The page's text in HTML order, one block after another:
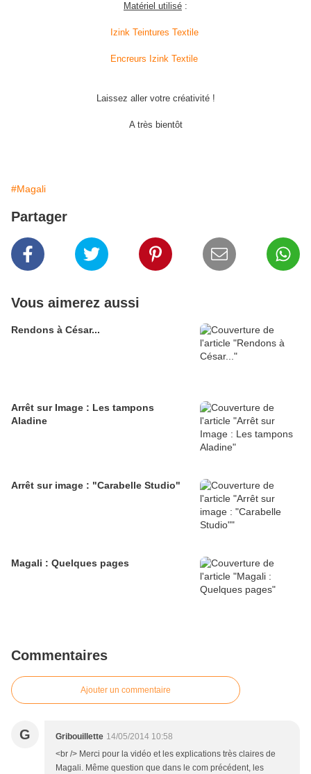
Matériel utilisé :
Izink Teintures Textile
Encreurs Izink Textile
Laissez aller votre créativité !
A très bientôt
#Magali
Partager
Vous aimerez aussi
Rendons à César...
Arrêt sur Image : Les tampons
Aladine
Arrêt sur image : "Carabelle Studio"
Magali : Quelques pages
Commentaires
Ajouter un commentaire
G Gribouillette 14/05/2014 10:58
<br /> Merci pour la vidéo et les explications très claires de
Magali. Même question que dans le com précédent, les